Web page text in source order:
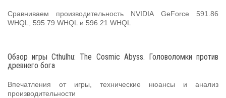
Сравниваем производительность NVIDIA GeForce 591.86
WHQL, 595.79 WHQL и 596.21 WHQL
Обзор игры Cthulhu: The Cosmic Abyss. Головоломки против
древнего бога
Впечатления от игры, технические нюансы и анализ
производительности